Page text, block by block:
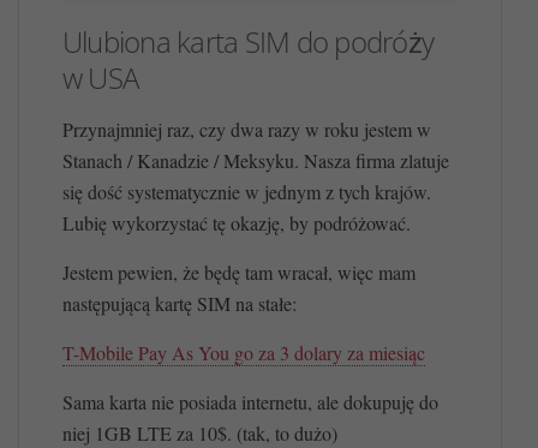
Ulubiona karta SIM do podróży
w USA
Przynajmniej raz, czy dwa razy w roku jestem w
Stanach / Kanadzie / Meksyku. Nasza firma zlatuje
się dość systematycznie w jednym z tych krajów.
Lubię wykorzystać tę okazję, by podróżować.
Jestem pewien, że będę tam wracał, więc mam
następującą kartę SIM na stałe:
T-Mobile Pay As You go za 3 dolary za miesiąc
Sama karta nie posiada internetu, ale dokupuję do
niej 1GB LTE za 10$. (tak, to dużo)